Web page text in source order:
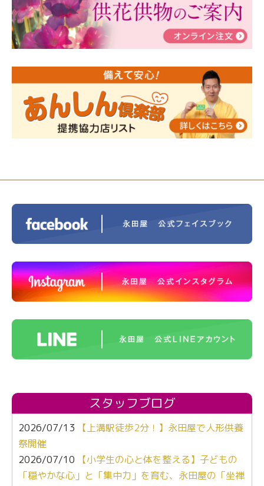
瀬 ご参加ありがとうございました！
2024/01/19令和6年能登半島地震災害の寄付のご報
告
人形供養 寄付のご報告
2023/12/16終活なるほど教室＠小さな家族葬ハウ
ス®上鶴間 エンディングノートを書いてみよう！
2023/11/29 永田屋創業110周年記念式典 レンブラ
ントホテル東京町田
スタッフブログ
2026/07/13
【上溝駅徒歩2分！】永田屋で人形供養
祭開催
2026/07/10
【小学生の心と体を整える】子どもの
「穏やかな心」と「集中力」を育む、永田屋の「坐禅